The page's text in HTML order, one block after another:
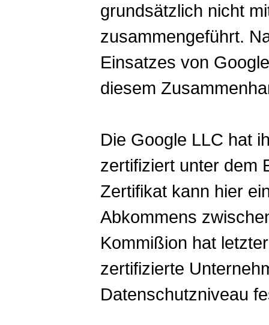
grundsätzlich nicht
zusammengeführt.
Einsatzes von
diesem
Die Google LLC hat
zertifiziert unter dem
Zertifikat kann hier
Abkommens
Kommißion hat
zertifizierte
Datenschutzniveau